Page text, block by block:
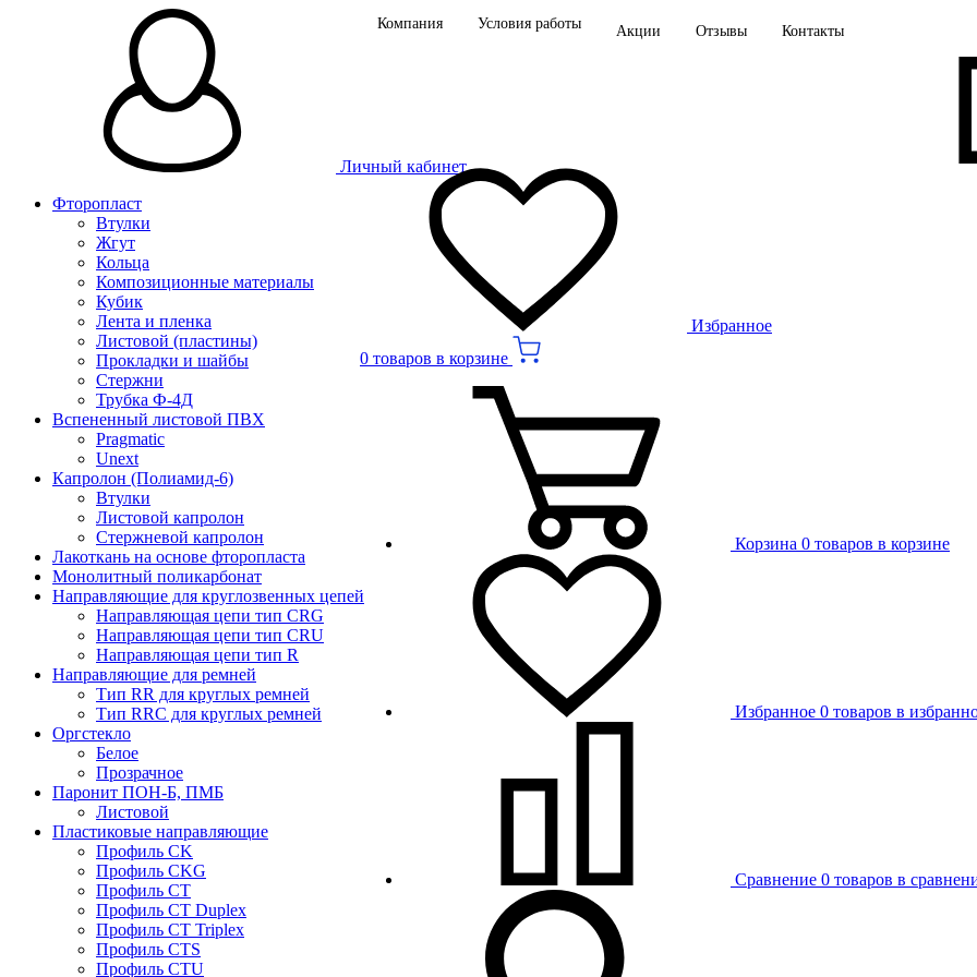
Личный кабинет
Фторопласт
Втулки
Жгут
Кольца
Композиционные материалы
Кубик
Лента и пленка
Листовой (пластины)
Прокладки и шайбы
Стержни
Трубка Ф-4Д
Вспененный листовой ПВХ
Pragmatic
Unext
Капролон (Полиамид-6)
Втулки
Листовой капролон
Стержневой капролон
Лакоткань на основе фторопласта
Монолитный поликарбонат
Направляющие для круглозвенных цепей
Направляющая цепи тип CRG
Направляющая цепи тип CRU
Направляющая цепи тип R
Направляющие для ремней
Тип RR для круглых ремней
Тип RRС для круглых ремней
Оргстекло
Белое
Прозрачное
Паронит ПОН-Б, ПМБ
Листовой
Пластиковые направляющие
Профиль CK
Профиль CKG
Профиль CT
Профиль CT Duplex
Профиль CT Triplex
Профиль CTS
Профиль CTU
Компания Условия работы Акции Отзывы Контакты
Избранное
0 товаров в корзине
Корзина 0 товаров в корзине
Избранное 0 товаров в
Сравнение 0 товаров в